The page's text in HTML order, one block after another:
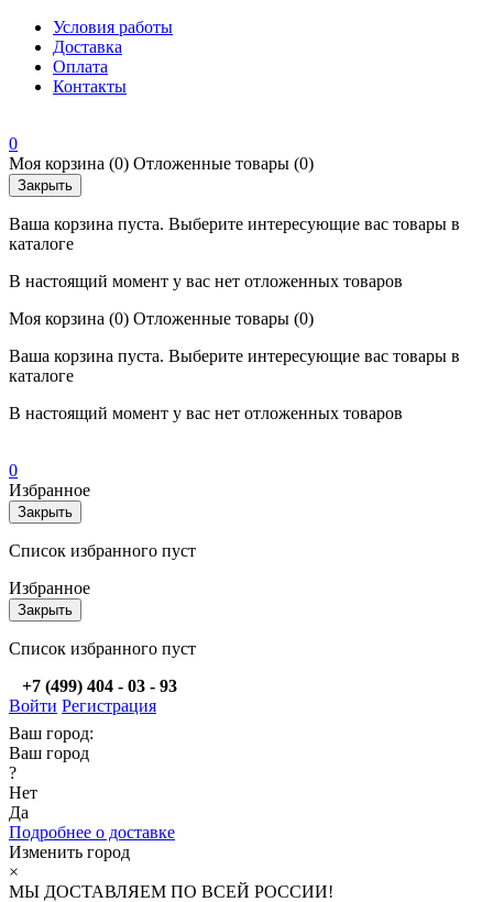
Условия работы
Доставка
Оплата
Контакты
0
Моя корзина (0) Отложенные товары (0)
Закрыть
Ваша корзина пуста. Выберите интересующие вас товары в
каталоге
В настоящий момент у вас нет отложенных товаров
Моя корзина (0) Отложенные товары (0)
Ваша корзина пуста. Выберите интересующие вас товары в
каталоге
В настоящий момент у вас нет отложенных товаров
0
Избранное
Закрыть
Список избранного пуст
Избранное
Закрыть
Список избранного пуст
+7 (499) 404 - 03 - 93
Войти Регистрация
Ваш город:
Ваш город
?
Нет
Да
Подробнее о доставке
Изменить город
×
МЫ ДОСТАВЛЯЕМ ПО ВСЕЙ РОССИИ!